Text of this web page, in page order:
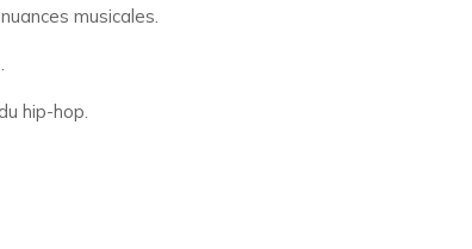
musicales.
hip-hop.